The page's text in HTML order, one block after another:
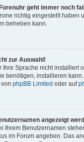
geht immer noch
richtig eingestellt
beheben kann.
zur Auswahl!
Sprache nicht
benötigen, installieren
phpBB Limited oder auf
angezeigt
Ihrem Benutzernamen
im Forum angeben. Das